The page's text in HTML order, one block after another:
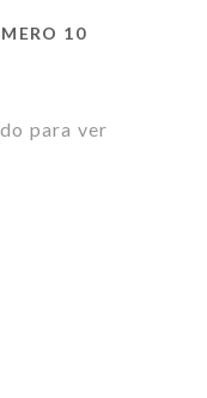
10
para ver